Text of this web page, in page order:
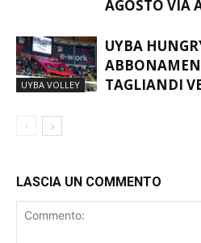
UYBA VOLLEY
TAGLIANDI